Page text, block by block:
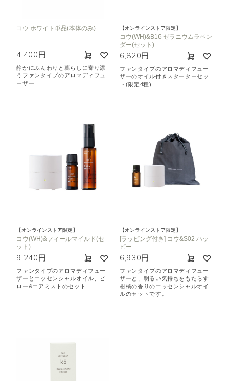
コウ ホワイト単品(本体のみ)
4,400円
静かにふんわりと暮らしに寄り添
うファンタイプのアロマディフュ
ーザー
【オンラインストア限定】
コウ(WH)&B16 ゼラニウムラベン
ダー(セット)
6,820円
ファンタイプのアロマディフュー
ザーのオイル付きスターターセッ
ト(限定4種)
【オンラインストア限定】
コウ(WH)&フィールマイルド(セ
ット)
9,240円
ファンタイプのアロマディフュー
ザーとエッセンシャルオイル、ピ
ロー&エアミストのセット
【オンラインストア限定】
[ラッピング付き] コウ&S02 ハッ
ピー
6,930円
ファンタイプのアロマディフュー
ザーと、明るい気持ちをもたらす
柑橘の香りのエッセンシャルオイ
ルのセットです。